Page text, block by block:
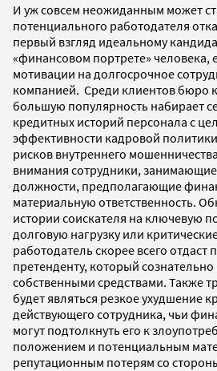
И уж совсем неожиданным может
потенциального работодателя
первый взгляд идеальному
«финансовом портрете» человека,
мотивации на долгосрочное
компанией. Среди клиентов бюро
большую популярность набирает
кредитных историй персонала с
эффективности кадровой
рисков внутреннего
внимания сотрудники,
должности, предполагающие
материальную ответственность.
истории соискателя на ключевую
долговую нагрузку или
работодатель скорее всего отдаст
претенденту, который
собственными средствами. Также
будет являться резкое ухудшение
действующего сотрудника, чьи
могут подтолкнуть его к
положением и потенциальным
репутационным потерям со